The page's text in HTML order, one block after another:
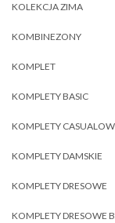
KOLEKCJA ZIMA
KOMBINEZONY
KOMPLET
KOMPLETY BASIC
KOMPLETY
KOMPLETY DAMSKIE
KOMPLETY DRESOWE
KOMPLETY DRESOWE